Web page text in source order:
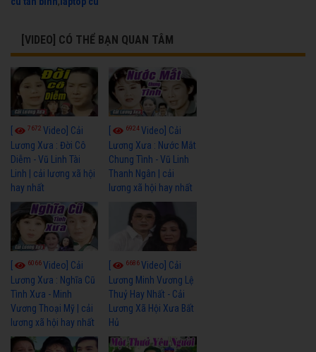
[VIDEO] CÓ THỂ BẠN QUAN TÂM
7672 Video] Cải
Lương Xưa : Đời Cô
Diễm - Vũ Linh Tài
Linh | cải lương xã hội
hay nhất
6924Video] Cải
Lương Xưa : Nước Mắt
Chung Tình - Vũ Linh
Thanh Ngân | cải
lương xã hội hay nhất
6066Video] Cải
Lương Xưa : Nghĩa Cũ
Tình Xưa - Minh
Vương Thoại Mỹ | cải
lương xã hội hay nhất
6686Video] Cải
Lương Minh Vương Lệ
Thuỷ Hay Nhất - Cải
Lương Xã Hội Xưa Bất
Hủ